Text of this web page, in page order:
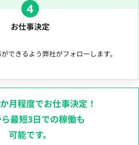
4
お仕事決定
できるよう弊社がフォローします。
月程度でお仕事決定！
最短3日での稼働も
可能です。